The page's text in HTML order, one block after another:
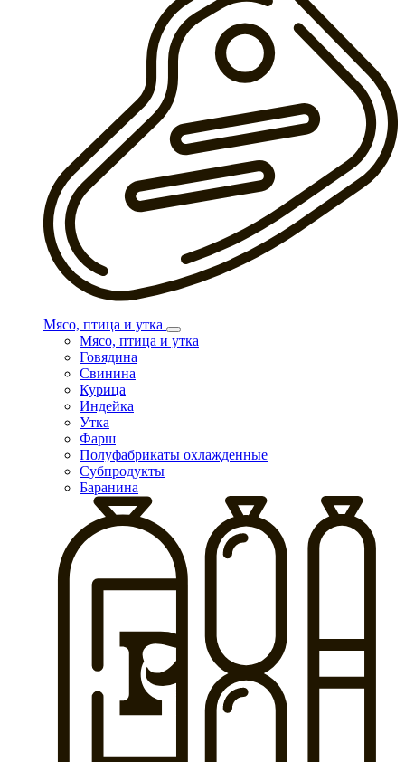
Мясо, птица и утка
Мясо, птица и утка
Говядина
Свинина
Курица
Индейка
Утка
Фарш
Полуфабрикаты охлажденные
Субпродукты
Баранина